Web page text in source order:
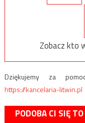
Zobacz kto
Dziękujemy za
https://kancelaria-litwin.pl
PODOBA CI SIĘ